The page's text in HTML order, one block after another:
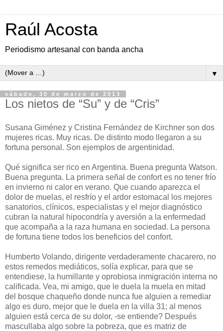
Raúl Acosta
Periodismo artesanal con banda ancha
▼
sábado, 30 de marzo de 2013
Los nietos de “Su” y de “Cris”
Susana Giménez y Cristina Fernández de Kirchner son dos
mujeres ricas. Muy ricas. De distinto modo llegaron a su
fortuna personal. Son ejemplos de argentinidad.
Qué significa ser rico en Argentina. Buena pregunta Watson.
Buena pregunta. La primera señal de confort es no tener frío
en invierno ni calor en verano. Que cuando aparezca el
dolor de muelas, el resfrío y el ardor estomacal los mejores
sanatorios, clínicos, especialistas y el mejor diagnóstico
cubran la natural hipocondría y aversión a la enfermedad
que acompaña a la raza humana en sociedad. La persona
de fortuna tiene todos los beneficios del confort.
Humberto Volando, dirigente verdaderamente chacarero, no
estos remedos mediáticos, solía explicar, para que se
entendiese, la humillante y oprobiosa inmigración interna no
calificada. Vea, mi amigo, que le duela la muela en mitad
del bosque chaqueño donde nunca fue alguien a remediar
algo es duro, mejor que le duela en la villa 31; al menos
alguien está cerca de su dolor, -se entiende? Después
mascullaba algo sobre la pobreza, que es matriz de